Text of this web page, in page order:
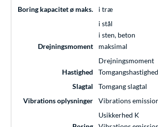
Boring kapacitet ø maks.
i træ
i stål
i sten, beton
Drejningsmoment
maksimal
Drejningsmoment
Hastighed
Tomgangshastighed
Slagtal
Tomgang slagtal
Vibrations oplysninger
Vibrations
Usikkerhed K